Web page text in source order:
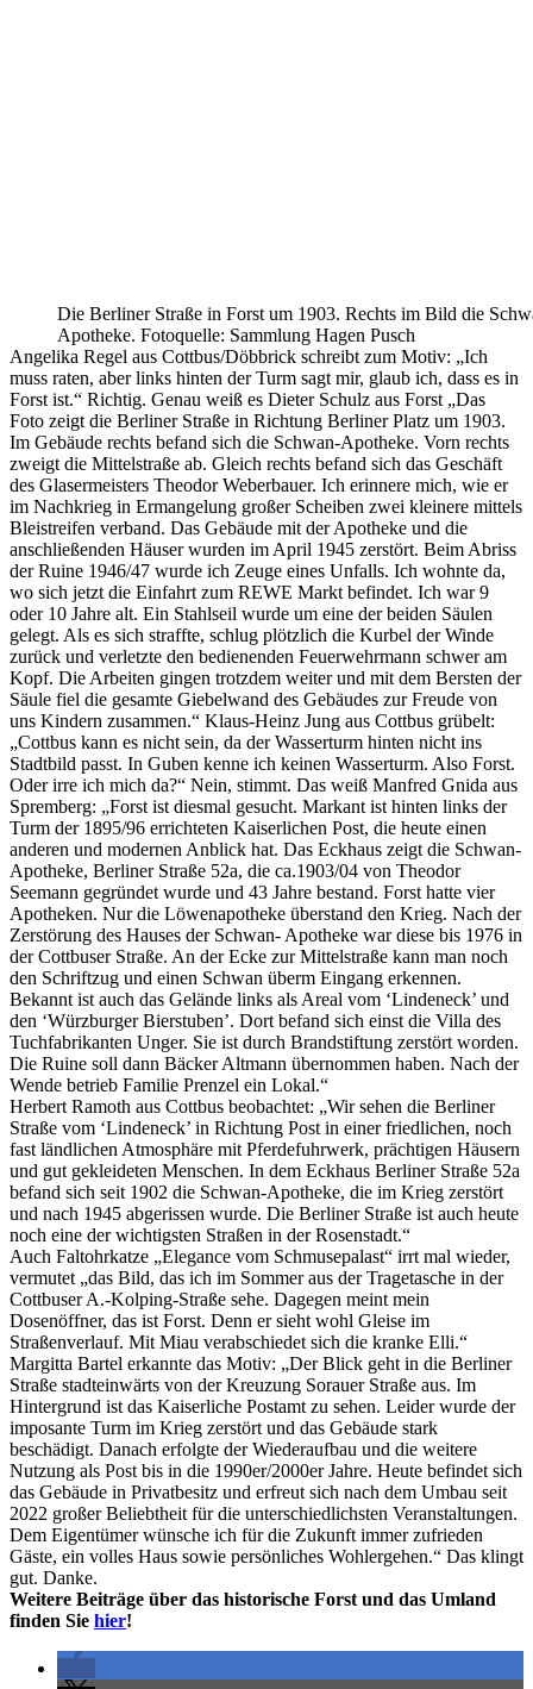
Die Berliner Straße in Forst um 1903. Rechts im Bild die
Apotheke. Fotoquelle: Sammlung Hagen Pusch
Angelika Regel aus Cottbus/Döbbrick schreibt zum Motiv: „Ich
muss raten, aber links hinten der Turm sagt mir, glaub ich, dass es in
Forst ist.“ Richtig. Genau weiß es Dieter Schulz aus Forst „Das
Foto zeigt die Berliner Straße in Richtung Berliner Platz um 1903.
Im Gebäude rechts befand sich die Schwan-Apotheke. Vorn rechts
zweigt die Mittelstraße ab. Gleich rechts befand sich das Geschäft
des Glasermeisters Theodor Weberbauer. Ich erinnere mich, wie er
im Nachkrieg in Ermangelung großer Scheiben zwei kleinere mittels
Bleistreifen verband. Das Gebäude mit der Apotheke und die
anschließenden Häuser wurden im April 1945 zerstört. Beim Abriss
der Ruine 1946/47 wurde ich Zeuge eines Unfalls. Ich wohnte da,
wo sich jetzt die Einfahrt zum REWE Markt befindet. Ich war 9
oder 10 Jahre alt. Ein Stahlseil wurde um eine der beiden Säulen
gelegt. Als es sich straffte, schlug plötzlich die Kurbel der Winde
zurück und verletzte den bedienenden Feuerwehrmann schwer am
Kopf. Die Arbeiten gingen trotzdem weiter und mit dem Bersten der
Säule fiel die gesamte Giebelwand des Gebäudes zur Freude von
uns Kindern zusammen.“ Klaus-Heinz Jung aus Cottbus grübelt:
„Cottbus kann es nicht sein, da der Wasserturm hinten nicht ins
Stadtbild passt. In Guben kenne ich keinen Wasserturm. Also Forst.
Oder irre ich mich da?“ Nein, stimmt. Das weiß Manfred Gnida aus
Spremberg: „Forst ist diesmal gesucht. Markant ist hinten links der
Turm der 1895/96 errichteten Kaiserlichen Post, die heute einen
anderen und modernen Anblick hat. Das Eckhaus zeigt die Schwan-
Apotheke, Berliner Straße 52a, die ca.1903/04 von Theodor
Seemann gegründet wurde und 43 Jahre bestand. Forst hatte vier
Apotheken. Nur die Löwenapotheke überstand den Krieg. Nach der
Zerstörung des Hauses der Schwan- Apotheke war diese bis 1976 in
der Cottbuser Straße. An der Ecke zur Mittelstraße kann man noch
den Schriftzug und einen Schwan überm Eingang erkennen.
Bekannt ist auch das Gelände links als Areal vom ‘Lindeneck’ und
den ‘Würzburger Bierstuben’. Dort befand sich einst die Villa des
Tuchfabrikanten Unger. Sie ist durch Brandstiftung zerstört worden.
Die Ruine soll dann Bäcker Altmann übernommen haben. Nach der
Wende betrieb Familie Prenzel ein Lokal.“
Herbert Ramoth aus Cottbus beobachtet: „Wir sehen die Berliner
Straße vom ‘Lindeneck’ in Richtung Post in einer friedlichen, noch
fast ländlichen Atmosphäre mit Pferdefuhrwerk, prächtigen Häusern
und gut gekleideten Menschen. In dem Eckhaus Berliner Straße 52a
befand sich seit 1902 die Schwan-Apotheke, die im Krieg zerstört
und nach 1945 abgerissen wurde. Die Berliner Straße ist auch heute
noch eine der wichtigsten Straßen in der Rosenstadt.“
Auch Faltohrkatze „Elegance vom Schmusepalast“ irrt mal wieder,
vermutet „das Bild, das ich im Sommer aus der Tragetasche in der
Cottbuser A.-Kolping-Straße sehe. Dagegen meint mein
Dosenöffner, das ist Forst. Denn er sieht wohl Gleise im
Straßenverlauf. Mit Miau verabschiedet sich die kranke Elli.“
Margitta Bartel erkannte das Motiv: „Der Blick geht in die Berliner
Straße stadteinwärts von der Kreuzung Sorauer Straße aus. Im
Hintergrund ist das Kaiserliche Postamt zu sehen. Leider wurde der
imposante Turm im Krieg zerstört und das Gebäude stark
beschädigt. Danach erfolgte der Wiederaufbau und die weitere
Nutzung als Post bis in die 1990er/2000er Jahre. Heute befindet sich
das Gebäude in Privatbesitz und erfreut sich nach dem Umbau seit
2022 großer Beliebtheit für die unterschiedlichsten Veranstaltungen.
Dem Eigentümer wünsche ich für die Zukunft immer zufrieden
Gäste, ein volles Haus sowie persönliches Wohlergehen.“ Das klingt
gut. Danke.
Weitere Beiträge über das historische Forst und das Umland
finden Sie hier!